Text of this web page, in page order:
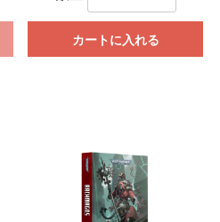
カートに入れる